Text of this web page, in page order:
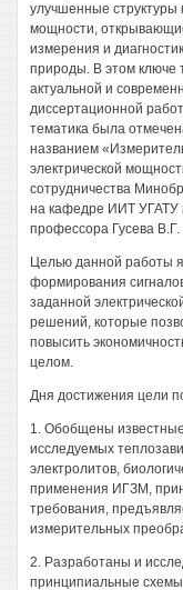
улучшенные структуры
мощности,
измерения и
природы. В этом ключе
актуальной и
диссертационной
тематика была
названием
электрической
сотрудничества
на кафедре ИИТ УГАТУ
профессора Гусева В.Г.
Целью данной работы
формирования
заданной
решений, которые
повысить
целом.
Дня достижения цели
1. Обобщены
исследуемых
электролитов,
применения ИГЗМ,
требования,
измерительных
2. Разработаны и
принципиальные